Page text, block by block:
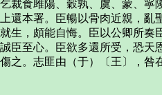
裁食雎陽、穀孰、虞、蒙、
本署。臣暢以骨肉近親，
生，頗能自悔。臣以公卿所
至心。臣欲多還所受，恐天
之。志匪由（于）〔王〕，